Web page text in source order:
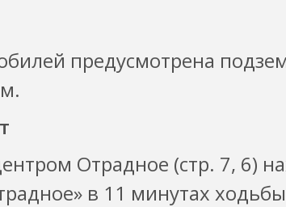
предусмотрена
Отрадное (стр. 7, 6)
в 11 минутах